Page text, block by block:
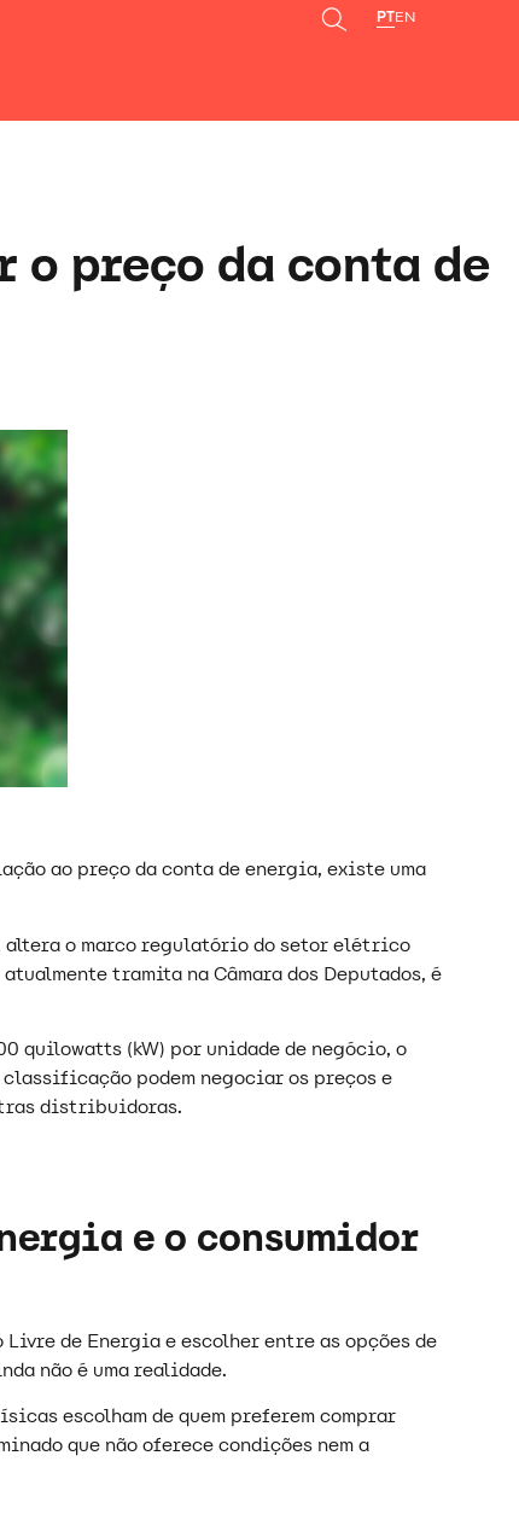
PTEN
o preço da conta de
ao preço da conta de energia, existe uma
altera o marco regulatório do setor elétrico
tramita na Câmara dos Deputados, é
quilowatts (kW) por unidade de negócio, o
classificação podem negociar os preços e
distribuidoras.
e o consumidor
de Energia e escolher entre as opções de
não é uma realidade.
escolham de quem preferem comprar
que não oferece condições nem a